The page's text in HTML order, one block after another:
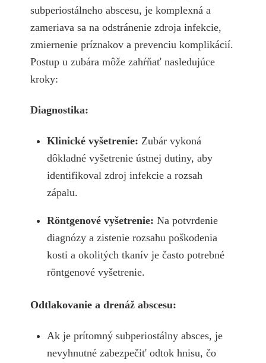
subperiostálneho abscesu, je komplexná a
zameriava sa na odstránenie zdroja infekcie,
zmiernenie príznakov a prevenciu komplikácií.
Postup u zubára môže zahŕňať nasledujúce
kroky:
Diagnostika:
Klinické vyšetrenie: Zubár vykoná
dôkladné vyšetrenie ústnej dutiny, aby
identifikoval zdroj infekcie a rozsah
zápalu.
Röntgenové vyšetrenie: Na potvrdenie
diagnózy a zistenie rozsahu poškodenia
kosti a okolitých tkanív je často potrebné
röntgenové vyšetrenie.
Odtlakovanie a drenáž abscesu:
Ak je prítomný subperiostálny absces, je
nevyhnutné zabezpečiť odtok hnisu, čo